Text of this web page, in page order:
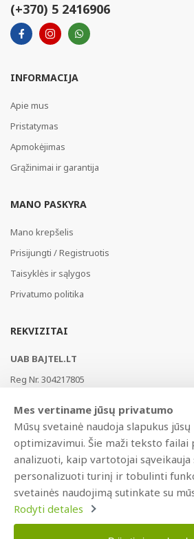
(+370) 5 2416906
INFORMACIJA
Apie mus
Pristatymas
Apmokėjimas
Grąžinimai ir garantija
MANO PASKYRA
Mano krepšelis
Prisijungti / Registruotis
Taisyklės ir sąlygos
Privatumo politika
REKVIZITAI
UAB BAJTEL.LT
Reg Nr. 304217805
Swedbank, HABALT22
LT177300010146217453
Mes vertiname jūsų privatumo
Mūsų svetainė naudoja slapukus
optimizavimui. Šie maži teksto failai
analizuoti, kaip vartotojai sąveikauja
personalizuoti turinį ir tobulinti
svetainės naudojimą sutinkate su
Rodyti detales